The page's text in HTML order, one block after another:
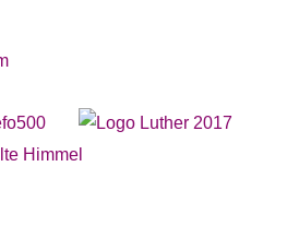
Forum Ruhr